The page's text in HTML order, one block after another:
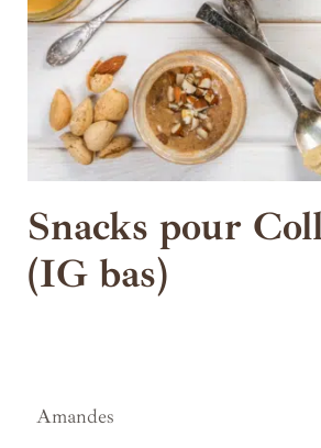
Snacks pour
(IG bas)
Amandes